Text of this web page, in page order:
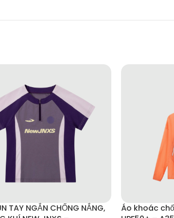
TAY NGẮN CHỐNG NẮNG,
Áo khoác